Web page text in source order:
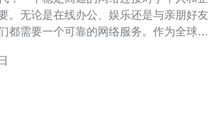
。无论是在线办公、娱乐还是与亲朋好友
都需要一个可靠的网络服务。作为全球领
优质的网络体验。 CN2新加坡服务